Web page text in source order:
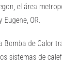
el área
Eugene, OR.
Bomba de Calor
sistemas de